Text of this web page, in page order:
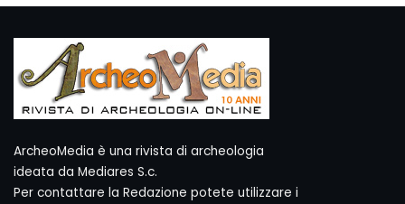
ArcheoMedia è una rivista di archeologia
ideata da Mediares S.c.
Per contattare la Redazione potete utilizzare i